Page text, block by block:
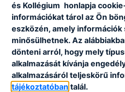
és Kollégium honlapja
információkat tárol az Ön
eszközén, amely információk
minősülhetnek. Az
dönteni arról, hogy mely
alkalmazását kívánja
alkalmazásáról teljeskörű
tájékoztatóban talál.